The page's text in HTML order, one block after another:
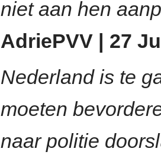
niet aan hen
AdriePVV | 27
Nederland is te
moeten
naar politie